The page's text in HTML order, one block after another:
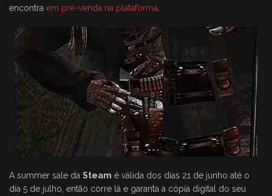
encontra em pré-venda na plataforma
A summer sale da Steam é válida dos dias 21 de junho até o
dia 5 de julho, então corre lá e garanta a cópia digital do seu